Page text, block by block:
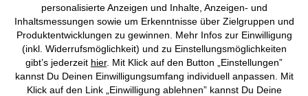
Unser Service
Unser Angebot
Unser Unternehmen
personalisierte Anzeigen und Inhalte, Anzeigen- und
Inhaltsmessungen sowie um Erkenntnisse über Zielgruppen und
Produktentwicklungen zu gewinnen. Mehr Infos zur Einwilligung
(inkl. Widerrufsmöglichkeit) und zu Einstellungsmöglichkeiten
gibt’s jederzeit hier. Mit Klick auf den Button „Einstellungen”
kannst Du Deinen Einwilligungsumfang individuell anpassen. Mit
Klick auf den Link „Einwilligung ablehnen” kannst Du Deine